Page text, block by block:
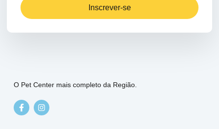
Inscrever-se
O Pet Center mais completo da Região.